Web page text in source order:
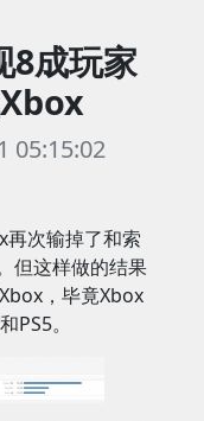
8成玩家
05:15:02
次输掉了和索
但这样做的结果
，毕竟Xbox
PS5。